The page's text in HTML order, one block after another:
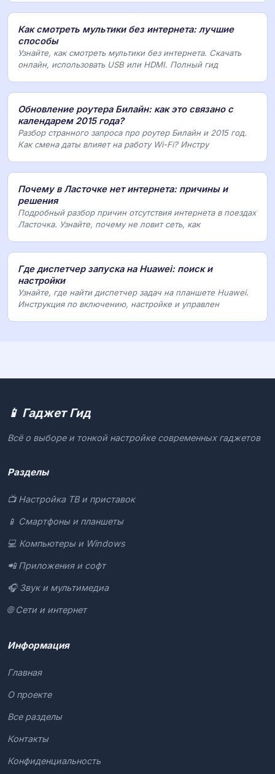
Как смотреть мультики без интернета: лучшие
способы
Узнайте, как смотреть мультики без интернета. Скачать
онлайн, использовать USB или HDMI. Полный гид
Обновление роутера Билайн: как это связано с
календарем 2015 года?
Разбор странного запроса про роутер Билайн и 2015 год.
Как смена даты влияет на работу Wi-Fi? Инстру
Почему в Ласточке нет интернета: причины и
решения
Подробный разбор причин отсутствия интернета в поездах
Ласточка. Узнайте, почему не ловит сеть, как
Где диспетчер запуска на Huawei: поиск и
настройки
Узнайте, где найти диспетчер задач на планшете Huawei.
Инструкция по включению, настройке и управлен
📱 Гаджет Гид
Всё о выборе и тонкой настройке современных гаджетов
Разделы
📺 Настройка ТВ и приставок
📱 Смартфоны и планшеты
💻 Компьютеры и Windows
📲 Приложения и софт
🎧 Звук и мультимедиа
🌐 Сети и интернет
Информация
Главная
О проекте
Все разделы
Контакты
Конфиденциальность